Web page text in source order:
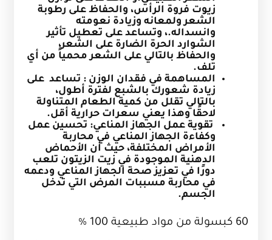
زيوت فروة الرأس، والحفاظ على رطوبة
الشعر ولمعانه وزيادة نعومته
وانسداله.، وتساعد على تعطيل تأثير
الشوارد الحرة الضارة على الشعر،
والحفاظ بالتالي على الشعر محمياً من أي
تلف.
المساهمة في فقدان الوزن : تساعد على
زيادة شعورك بالشبع لفترة أطول،
بالتالي تقلل من كمية الطعام المتناولة
لاحقًا وهذا يعني سعرات حرارية أقل.
تقوية عمل الجهاز المناعي: تحسين عمل
وكفاءة الجهاز المناعي في محاربة
الأمراض المختلفة، حيث أن الأحماض
الدهنية الموجودة في زيت الزيتون تلعب
دورًا في تعزيز صحة الجهاز المناعي ودعمه
في محاربة مسببات المرض التي تدخل
الجسم.
60 كبسولة من مواد طبيعية 100 %